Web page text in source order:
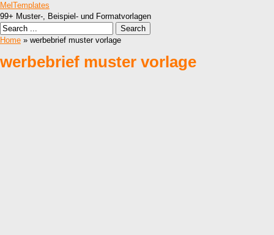
MelTemplates
99+ Muster-, Beispiel- und Formatvorlagen
Home » werbebrief muster vorlage
werbebrief muster vorlage